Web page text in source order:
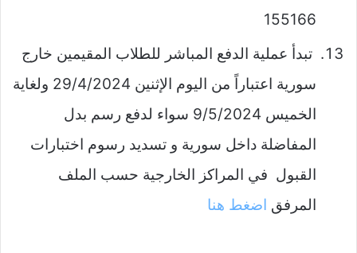
155166
تبدأ عملية الدفع المباشر للطلاب المقيمين خارج
سورية اعتباراً من اليوم الإثنين 29/4/2024 ولغاية
الخميس 9/5/2024 سواء لدفع رسم بدل
المفاضلة داخل سورية و تسديد رسوم اختبارات
القبول في المراكز الخارجية حسب الملف
المرفق اضغط هنا